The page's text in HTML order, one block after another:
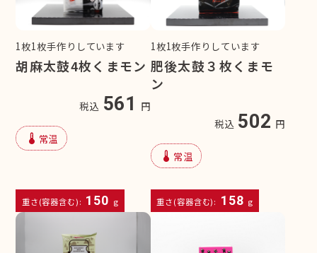
1枚1枚手作りしています
胡麻太鼓4枚くまモン
税込 561 円
device_thermostat 常温
重さ(容器含む): 150 g
1枚1枚手作りしています
肥後太鼓３枚くまモ
ン
税込 502 円
device_thermostat 常温
重さ(容器含む): 158 g